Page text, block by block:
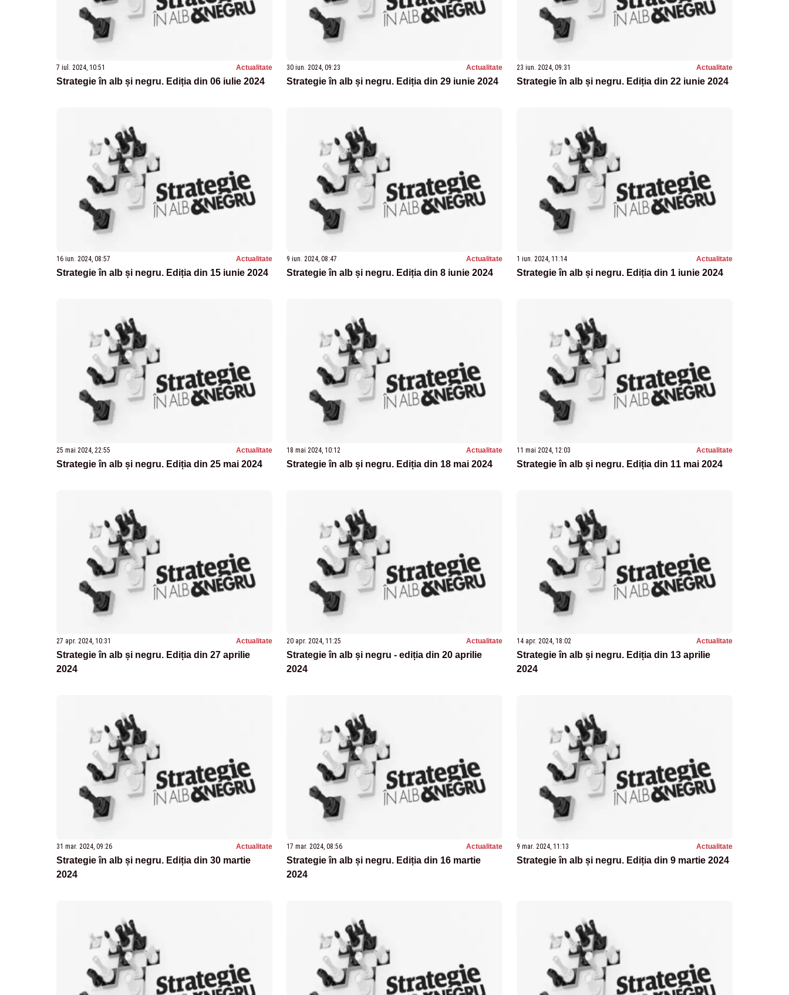
7 iul. 2024, 10:51 Actualitate
Strategie în alb și negru. Ediția din 06 iulie 2024
30 iun. 2024, 09:23 Actualitate
Strategie în alb și negru. Ediția din 29 iunie 2024
23 iun. 2024, 09:31 Actualitate
Strategie în alb și negru. Ediția din 22 iunie 2024
16 iun. 2024, 08:57 Actualitate
Strategie în alb și negru. Ediția din 15 iunie 2024
9 iun. 2024, 08:47 Actualitate
Strategie în alb și negru. Ediția din 8 iunie 2024
1 iun. 2024, 11:14 Actualitate
Strategie în alb și negru. Ediția din 1 iunie 2024
25 mai 2024, 22:55 Actualitate
Strategie în alb și negru. Ediția din 25 mai 2024
18 mai 2024, 10:12 Actualitate
Strategie în alb și negru. Ediția din 18 mai 2024
11 mai 2024, 12:03 Actualitate
Strategie în alb și negru. Ediția din 11 mai 2024
27 apr. 2024, 10:31 Actualitate
Strategie în alb și negru. Ediția din 27 aprilie
2024
20 apr. 2024, 11:25 Actualitate
Strategie în alb și negru - ediția din 20 aprilie
2024
14 apr. 2024, 18:02 Actualitate
Strategie în alb și negru. Ediția din 13 aprilie
2024
31 mar. 2024, 09:26 Actualitate
Strategie în alb și negru. Ediția din 30 martie
2024
17 mar. 2024, 08:56 Actualitate
Strategie în alb și negru. Ediția din 16 martie
2024
9 mar. 2024, 11:13 Actualitate
Strategie în alb și negru. Ediția din 9 martie 2024